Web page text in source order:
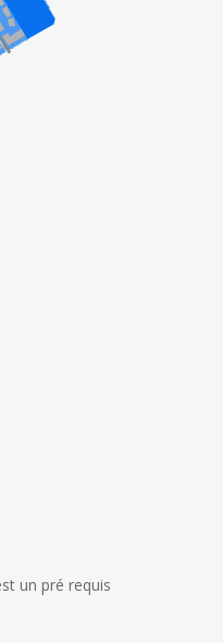
un pré requis